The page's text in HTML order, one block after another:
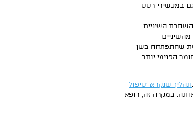
במכשירי רטט
השיניים
שהתפתחה בשן
הפנימי יותר
תהליך שנקרא ׳טיפול
במקרה זה, רופא